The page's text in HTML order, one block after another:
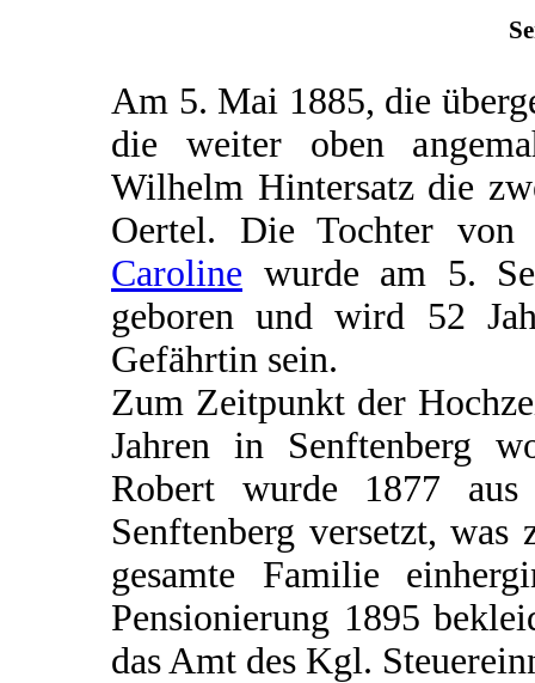
Am 5. Mai 1885, die
die weiter oben
Wilhelm Hintersatz die
Oertel. Die Tochter
Caroline wurde am 5.
geboren und wird 52
Gefährtin sein.
Zum Zeitpunkt der
Jahren in Senftenberg
Robert wurde 1877 aus
Senftenberg versetzt,
gesamte Familie
Pensionierung 1895
das Amt des Kgl.